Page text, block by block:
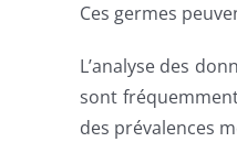
Ces germes
L’analyse des
sont
des prévalences